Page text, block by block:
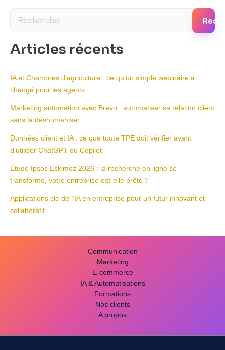
c
e
r
c
h
e
r
:
Articles récents
IA et Chambres d’agriculture : ce qu’un simple webinaire a
changé pour les agents
Marketing automation avec Brevo : automatiser sa relation client
sans la déshumaniser
Données client et IA : ce que toute TPE doit vérifier avant
d’utiliser ChatGPT ou Copilot
Étude Ipsos Eskimoz 2026 : la recherche en ligne se
transforme, votre entreprise est-elle prête ?
Applications clé de l’IA en entreprise pour un futur innovant et
collaboratif
Communication
Marketing
E-commerce
IA & Automatisations
Formations
Nos clients
A propos